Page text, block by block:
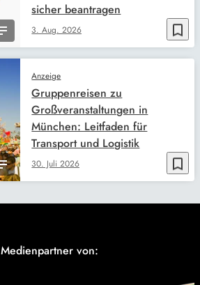
bookmark_border
3. Aug. 2026
sicher beantragen
bookmark_border
Anzeige
30. Juli 2026
Gruppenreisen zu
Großveranstaltungen in
München: Leitfaden für
Transport und Logistik
Medienpartner von: